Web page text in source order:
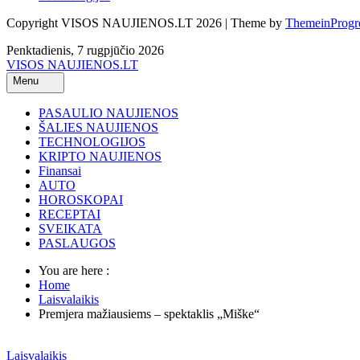
Copyright VISOS NAUJIENOS.LT 2026 | Theme by
Penktadienis, 7 rugpjūčio 2026
VISOS NAUJIENOS.LT
Menu
PASAULIO NAUJIENOS
ŠALIES NAUJIENOS
TECHNOLOGIJOS
KRIPTO NAUJIENOS
Finansai
AUTO
HOROSKOPAI
RECEPTAI
SVEIKATA
PASLAUGOS
You are here :
Home
Laisvalaikis
Premjera mažiausiems – spektaklis „Miške“
Laisvalaikis